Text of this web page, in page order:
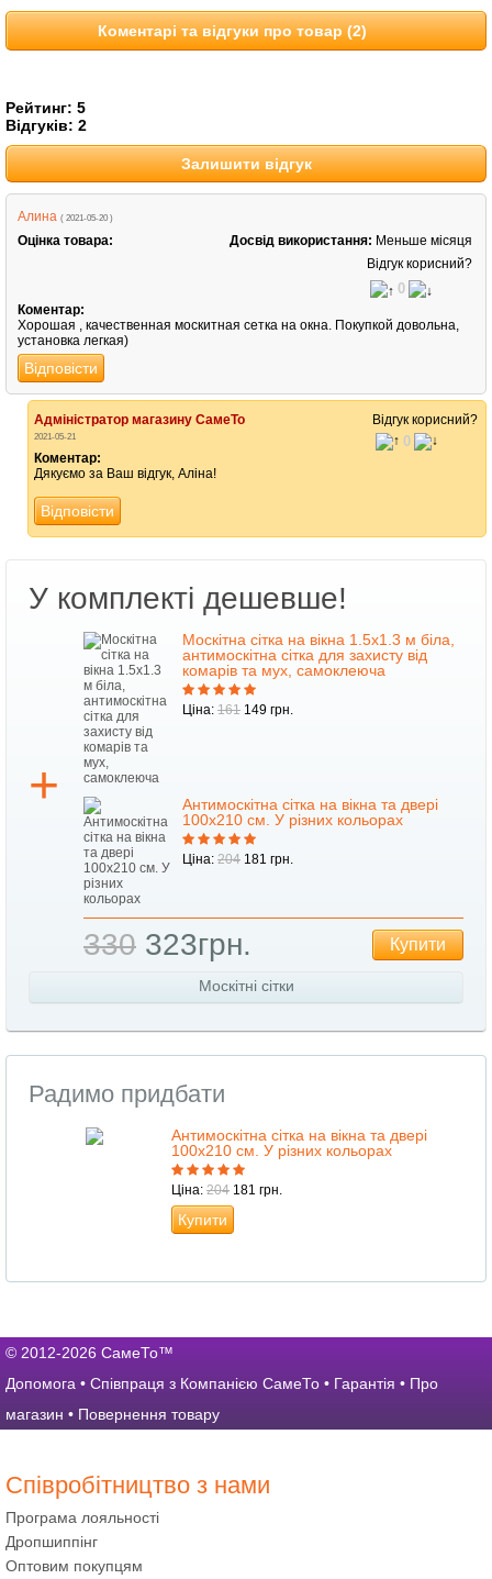
Коментарі та відгуки про товар (2)
Рейтинг: 5
Відгуків: 2
Залишити відгук
Алина ( 2021-05-20 )
Оцінка товара: Досвід використання: Меньше місяця
Відгук корисний?
0
Коментар:
Хорошая , качественная москитная сетка на окна. Покупкой довольна,
установка легкая)
Відповісти
Адміністратор магазину СамеТо
2021-05-21
Відгук корисний?
0
Коментар:
Дякуємо за Ваш відгук, Аліна!
Відповісти
У комплекті дешевше!
Москітна сітка на вікна 1.5х1.3 м біла,
антимоскітна сітка для захисту від
комарів та мух, самоклеюча
Ціна: 161 149 грн.
Антимоскітна сітка на вікна та двері
100х210 см. У різних кольорах
Ціна: 204 181 грн.
330 323грн. Купити
Москітні сітки
Радимо придбати
Антимоскітна сітка на вікна та двері
100х210 см. У різних кольорах
Ціна: 204 181 грн.
Купити
© 2012-2026 СамеТо™
Допомога • Співпраця з Компанією СамеТо • Гарантія • Про
магазин • Повернення товару
Співробітництво з нами
Програма лояльності
Дропшиппінг
Оптовим покупцям